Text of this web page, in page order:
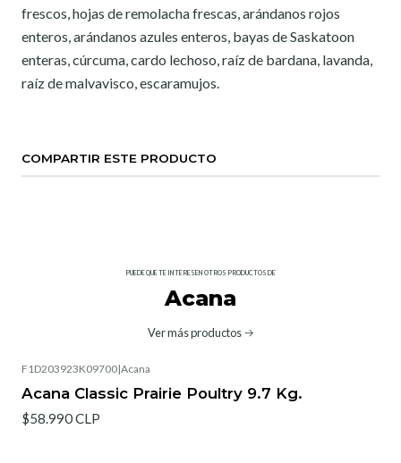
frescos, hojas de remolacha frescas, arándanos rojos
enteros, arándanos azules enteros, bayas de Saskatoon
enteras, cúrcuma, cardo lechoso, raíz de bardana, lavanda,
raíz de malvavisco, escaramujos.
COMPARTIR ESTE PRODUCTO
PUEDE QUE TE INTERESEN OTROS PRODUCTOS DE
Acana
Ver más productos
F1D203923K09700|Acana
Acana Classic Prairie Poultry 9.7 Kg.
$58.990 CLP